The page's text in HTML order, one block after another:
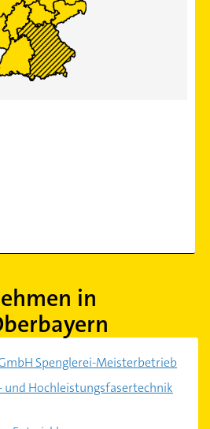
in
Spenglerei-Meisterbetrieb
und Hochleistungsfasertechnik